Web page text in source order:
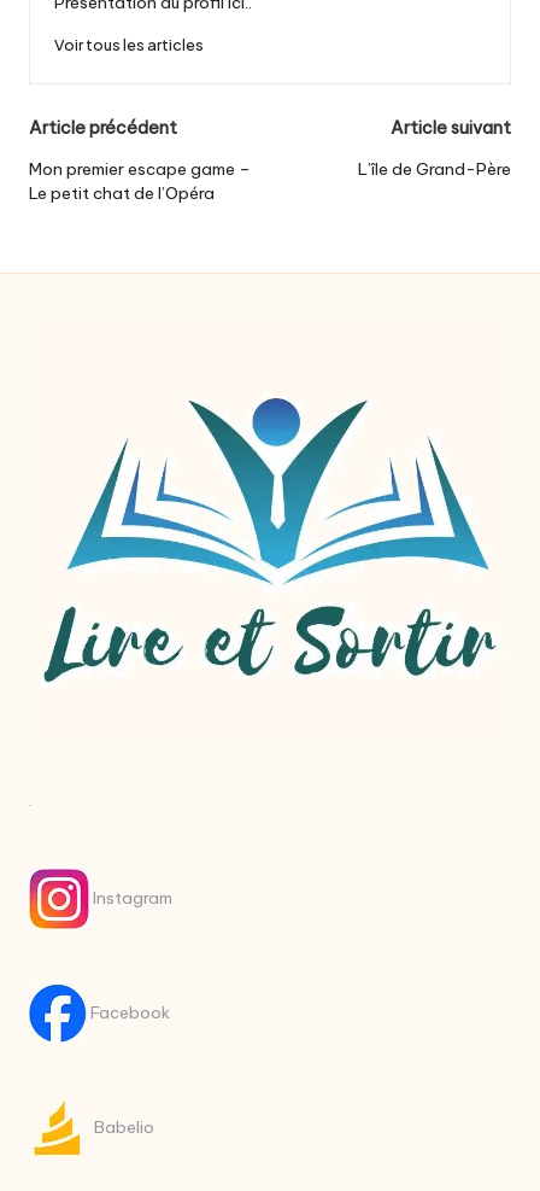
Voir tous les articles
Post
navigation
Article précédent
Mon premier escape game –
Le petit chat de l’Opéra
Article suivant
L’île de Grand-Père
.
Instagram
Facebook
Babelio